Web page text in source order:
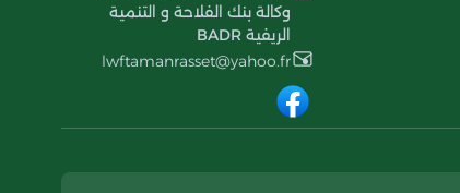
وكالة بنك الفلاحة و التنمية
الريفية BADR
lwftamanrasset@yahoo.fr